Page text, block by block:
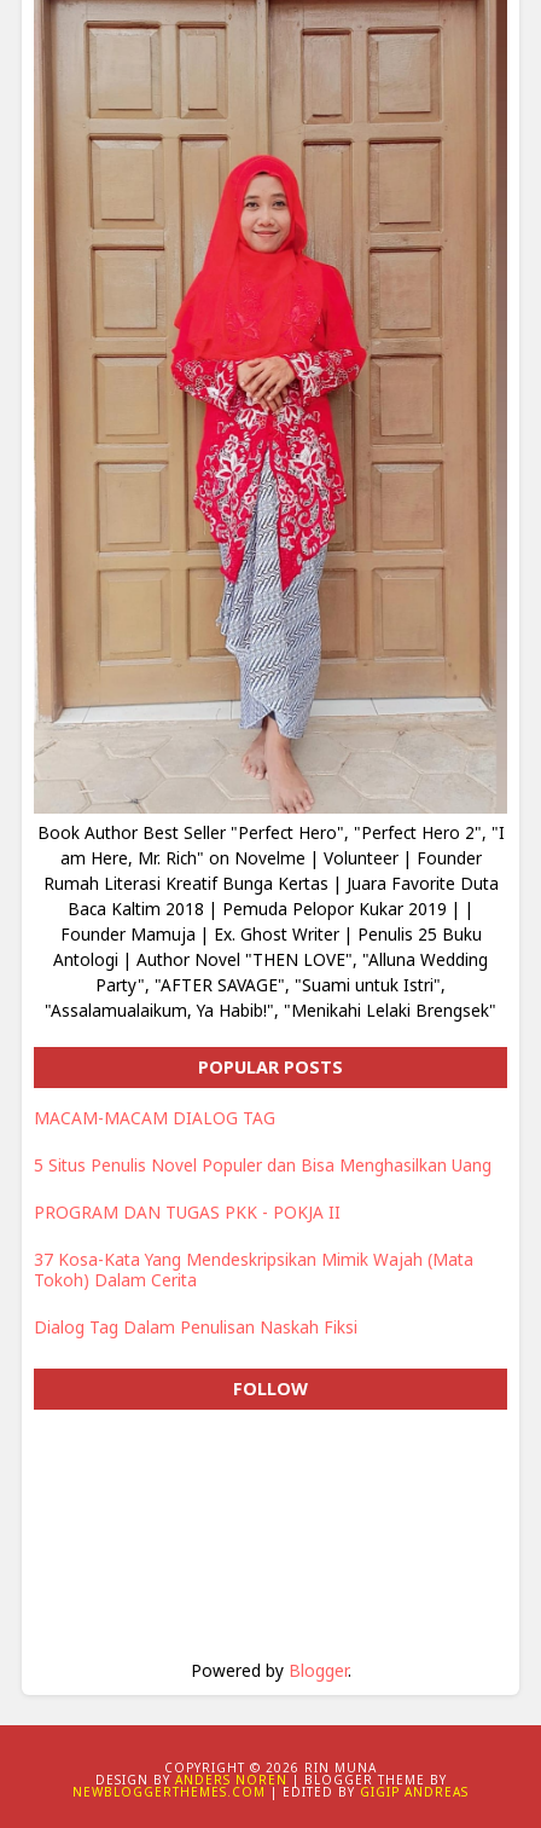
Book Author Best Seller "Perfect Hero", "Perfect Hero 2", "I
am Here, Mr. Rich" on Novelme | Volunteer | Founder
Rumah Literasi Kreatif Bunga Kertas | Juara Favorite Duta
Baca Kaltim 2018 | Pemuda Pelopor Kukar 2019 | |
Founder Mamuja | Ex. Ghost Writer | Penulis 25 Buku
Antologi | Author Novel "THEN LOVE", "Alluna Wedding
Party", "AFTER SAVAGE", "Suami untuk Istri",
"Assalamualaikum, Ya Habib!", "Menikahi Lelaki Brengsek"
POPULAR POSTS
MACAM-MACAM DIALOG TAG
5 Situs Penulis Novel Populer dan Bisa Menghasilkan Uang
PROGRAM DAN TUGAS PKK - POKJA II
37 Kosa-Kata Yang Mendeskripsikan Mimik Wajah (Mata
Tokoh) Dalam Cerita
Dialog Tag Dalam Penulisan Naskah Fiksi
FOLLOW
Powered by Blogger.
COPYRIGHT © 2026 RIN MUNA
DESIGN BY ANDERS NOREN | BLOGGER THEME BY
NEWBLOGGERTHEMES.COM | EDITED BY GIGIP ANDREAS